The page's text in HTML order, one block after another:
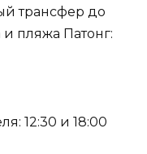
трансфер до
пляжа Патонг:
12:30 и 18:00